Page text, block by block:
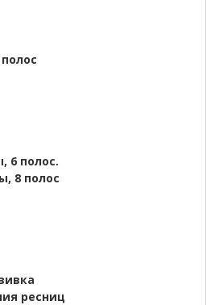
6 полос.
8 полос
ресниц